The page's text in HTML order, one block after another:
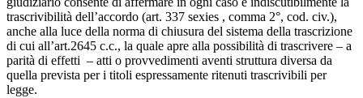
trascrivibilità dell’accordo (art. 337 sexies , comma 2°, cod. civ.),
anche alla luce della norma di chiusura del sistema della trascrizione
di cui all’art.2645 c.c., la quale apre alla possibilità di trascrivere – a
parità di effetti – atti o provvedimenti aventi struttura diversa da
quella prevista per i titoli espressamente ritenuti trascrivibili per
legge.